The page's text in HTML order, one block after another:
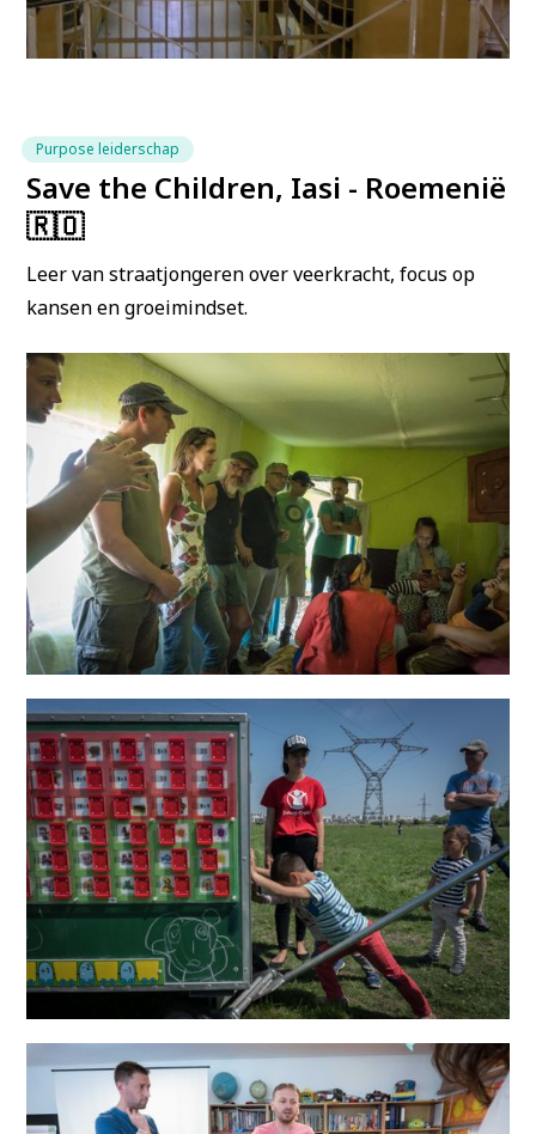
Purpose leiderschap
Save the Children, Iasi - Roemenië
🇷🇴
Leer van straatjongeren over veerkracht, focus op
kansen en groeimindset.